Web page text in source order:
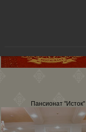
Пансионат "Исток"